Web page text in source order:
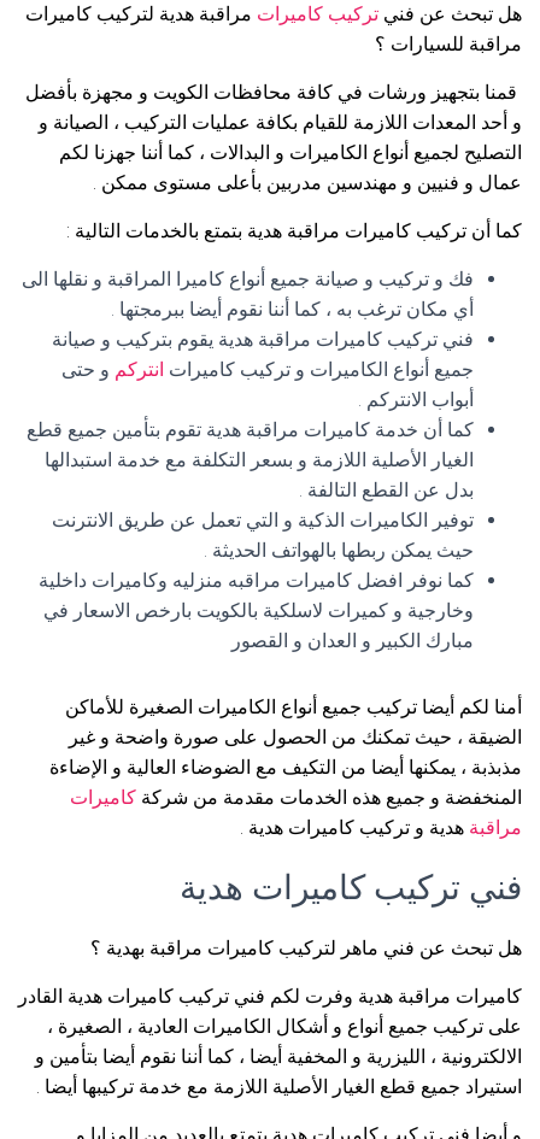
هل تبحث عن فني تركيب كاميرات مراقبة هدية لتركيب كاميرات
مراقبة للسيارات ؟
قمنا بتجهيز ورشات في كافة محافظات الكويت و مجهزة بأفضل
و أحد المعدات اللازمة للقيام بكافة عمليات التركيب ، الصيانة و
التصليح لجميع أنواع الكاميرات و البدالات ، كما أننا جهزنا لكم
عمال و فنيين و مهندسين مدربين بأعلى مستوى ممكن .
كما أن تركيب كاميرات مراقبة هدية بتمتع بالخدمات التالية :
فك و تركيب و صيانة جميع أنواع كاميرا المراقبة و نقلها الى
أي مكان ترغب به ، كما أننا نقوم أيضا ببرمجتها .
فني تركيب كاميرات مراقبة هدية يقوم بتركيب و صيانة
جميع أنواع الكاميرات و تركيب كاميرات انتركم و حتى
أبواب الانتركم .
كما أن خدمة كاميرات مراقبة هدية تقوم بتأمين جميع قطع
الغيار الأصلية اللازمة و بسعر التكلفة مع خدمة استبدالها
بدل عن القطع التالفة .
توفير الكاميرات الذكية و التي تعمل عن طريق الانترنت
حيث يمكن ربطها بالهواتف الحديثة .
كما نوفر افضل كاميرات مراقبه منزليه وكاميرات داخلية
وخارجية و كميرات لاسلكية بالكويت بارخص الاسعار في
مبارك الكبير و العدان و القصور
أمنا لكم أيضا تركيب جميع أنواع الكاميرات الصغيرة للأماكن
الضيقة ، حيث تمكنك من الحصول على صورة واضحة و غير
مذبذبة ، يمكنها أيضا من التكيف مع الضوضاء العالية و الإضاءة
المنخفضة و جميع هذه الخدمات مقدمة من شركة كاميرات
مراقبة هدية و تركيب كاميرات هدية .
فني تركيب كاميرات هدية
هل تبحث عن فني ماهر لتركيب كاميرات مراقبة بهدية ؟
كاميرات مراقبة هدية وفرت لكم فني تركيب كاميرات هدية القادر
على تركيب جميع أنواع و أشكال الكاميرات العادية ، الصغيرة ،
الالكترونية ، الليزرية و المخفية أيضا ، كما أننا نقوم أيضا بتأمين و
استيراد جميع قطع الغيار الأصلية اللازمة مع خدمة تركيبها أيضا .